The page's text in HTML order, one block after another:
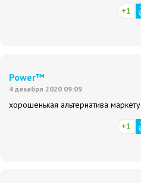
+1
Power™
4 декабря 2020 09:09
хорошенькая альтернатива маркету
+1